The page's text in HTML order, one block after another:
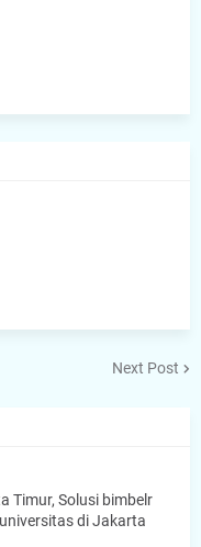
Next Post
Timur, Solusi bimbelr
universitas di Jakarta